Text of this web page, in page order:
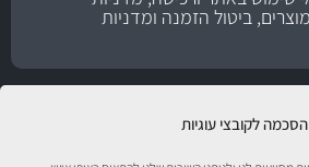
הסכמה לקובצי עוגיות
ביטול הזמנה ומדניות